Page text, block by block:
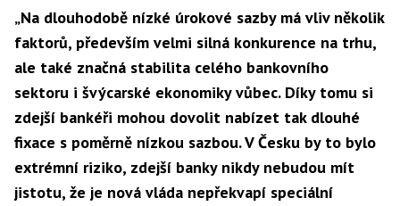
„Na dlouhodobě nízké úrokové sazby má vliv několik
faktorů, především velmi silná konkurence na trhu,
ale také značná stabilita celého bankovního
sektoru i švýcarské ekonomiky vůbec. Díky tomu si
zdejší bankéři mohou dovolit nabízet tak dlouhé
fixace s poměrně nízkou sazbou. V Česku by to bylo
extrémní riziko, zdejší banky nikdy nebudou mít
jistotu, že je nová vláda nepřekvapí speciální